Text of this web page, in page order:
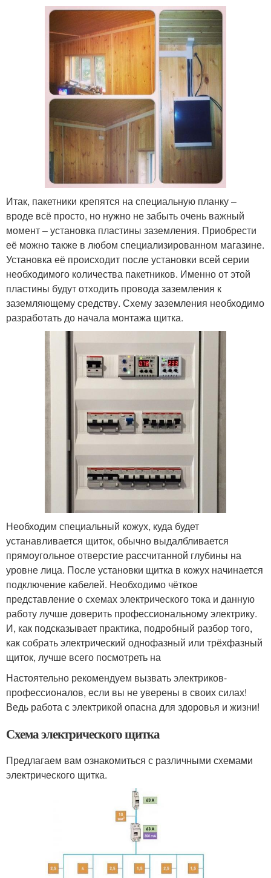
Итак, пакетники крепятся на специальную планку –
вроде всё просто, но нужно не забыть очень важный
момент – установка пластины заземления. Приобрести
её можно также в любом специализированном магазине.
Установка её происходит после установки всей серии
необходимого количества пакетников. Именно от этой
пластины будут отходить провода заземления к
заземляющему средству. Схему заземления необходимо
разработать до начала монтажа щитка.
Необходим специальный кожух, куда будет
устанавливается щиток, обычно выдалбливается
прямоугольное отверстие рассчитанной глубины на
уровне лица. После установки щитка в кожух начинается
подключение кабелей. Необходимо чёткое
представление о схемах электрического тока и данную
работу лучше доверить профессиональному электрику.
И, как подсказывает практика, подробный разбор того,
как собрать электрический однофазный или трёхфазный
щиток, лучше всего посмотреть на
Настоятельно рекомендуем вызвать электриков-
профессионалов, если вы не уверены в своих силах!
Ведь работа с электрикой опасна для здоровья и жизни!
Схема электрического щитка
Предлагаем вам ознакомиться с различными схемами
электрического щитка.